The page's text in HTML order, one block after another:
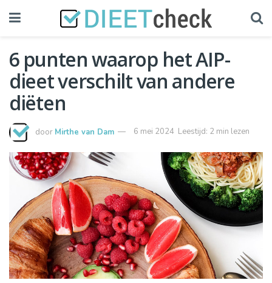
6 punten waarop het AIP-
dieet verschilt van andere
diëten
door Mirthe van Dam 6 mei 2024 Leestijd: 2 min lezen